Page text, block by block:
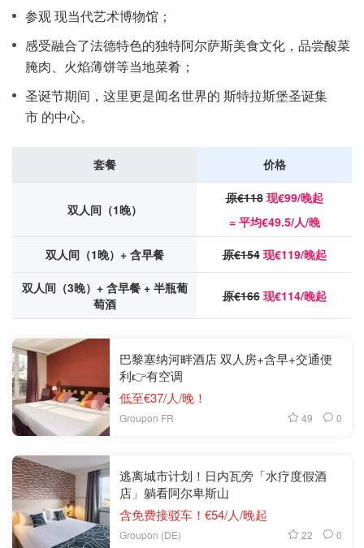
参观 现当代艺术博物馆；
感受融合了法德特色的独特阿尔萨斯美食文化，品尝酸菜
腌肉、火焰薄饼等当地菜肴；
圣诞节期间，这里更是闻名世界的 斯特拉斯堡圣诞集
市 的中心。
套餐 价格
双人间（1晚）
原€118 现€99/晚起
= 平均€49.5/人/晚
双人间（1晚）+ 含早餐
原€154 现€119/晚起
双人间（3晚）+ 含早餐 + 半瓶葡
萄酒
原€166 现€114/晚起
巴黎塞纳河畔酒店 双人房+含早+交通便
利👉有空调
低至€37/人/晚！
Groupon FR 49 0
逃离城市计划！日内瓦旁「水疗度假酒
店」躺看阿尔卑斯山
含免费接驳车！€54/人/晚起
Groupon (DE) 22 0